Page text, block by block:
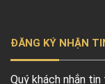
ĐĂNG KÝ NHẬN
Quý khách nhắn